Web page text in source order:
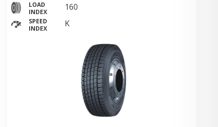
LOAD
INDEX
160
SPEED
INDEX
K